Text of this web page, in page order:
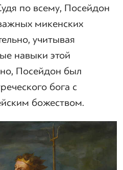
по всему, Посейдон
микенских
учитывая
навыки этой
Посейдон был
бога с
божеством.